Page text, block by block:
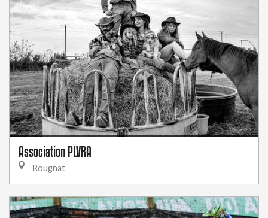
Association PLVRA
Rougnat